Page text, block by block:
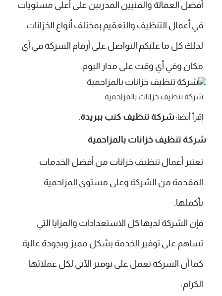
أفضل العمالة والفنيين المدربين على أعلى مستويات
في أعمال التنظيف والتعقيم بمختلف أنواع الخزانات.
لذلك كل ما عليكم التواصل على أرقام الشركة في أي
مكان وفي أي وقت على مدار اليوم.
شركة تنظيف خزانات بالمزاحمية
إقرأ أيضا: شركة تنظيف كنب ببريدة.
شركة تنظيف خزانات بالمزاحمية
تعتبر أعمال تنظيف خزانات من أفضل الخدمات
المقدمة من الشركة وعلى مستوى المزاحمية
بأكملها.
فإن الشركة لديها كل الاستعدادات والمزايا التي
تساهم على توفير الخدمة بشكل مميز وبجودة عالية.
كما أن الشركة تعمل على توفير الآتي لكل عملائها
الكرام: